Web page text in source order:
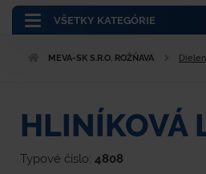
VŠETKY KATEGÓRIE
MEVA-SK S.R.O. ROŽŇAVA
HLINÍKOVÁ
Typové číslo: 4808